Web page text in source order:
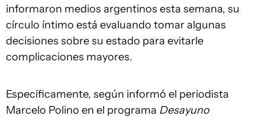
informaron medios argentinos esta semana, su
círculo íntimo está evaluando tomar algunas
decisiones sobre su estado para evitarle
complicaciones mayores.
Específicamente, según informó el periodista
Marcelo Polino en el programa Desayuno